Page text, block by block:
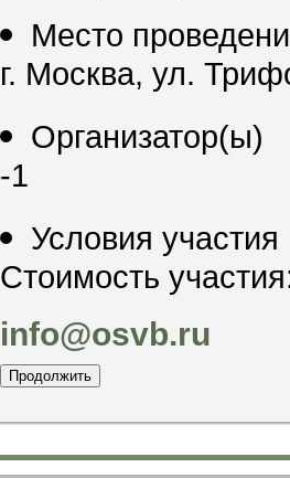
Место
г. Москва, ул.
Организатор(ы)
-1
Условия
Стоимость
info@osvb.ru